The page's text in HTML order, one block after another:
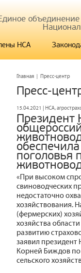
НСА
Главная | Пресс-центр
Пресс-
15.04.2021 | НСА,
поголовья
«При высоком
свиноводческих
недостаточно
хозяйствования.
(фермерских)
хозяйства
развитию
заявил
Корней Биждов по
сельского